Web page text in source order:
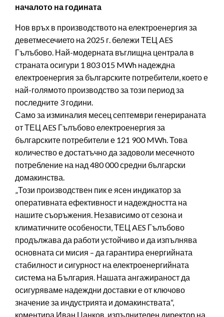
началото на годината
Нов връх в производството на електроенергия за
деветмесечието на 2025 г. бележи ТЕЦ AES
Гълъбово. Най-модерната въглищна централа в
страната осигури 1 803 015 MWh надеждна
електроенергия за българските потребители, което е
най-голямото производство за този период за
последните 3 години.
Само за изминалия месец септември генерираната
от ТЕЦ AES Гълъбово електроенергия за
българските потребители е 121 900 MWh. Това
количество е достатъчно да задоволи месечното
потребление на над 480 000 средни български
домакинства.
„Този производствен пик е ясен индикатор за
оперативната ефективност и надеждността на
нашите съоръжения. Независимо от сезона и
климатичните особености, ТЕЦ AES Гълъбово
продължава да работи устойчиво и да изпълнява
основната си мисия – да гарантира енергийната
стабилност и сигурност на електроенергийната
система на България. Нашата ангажираност да
осигуряваме надеждни доставки е от ключово
значение за индустрията и домакинствата“,
коментира Иван Цанков, изпълнителен директор на